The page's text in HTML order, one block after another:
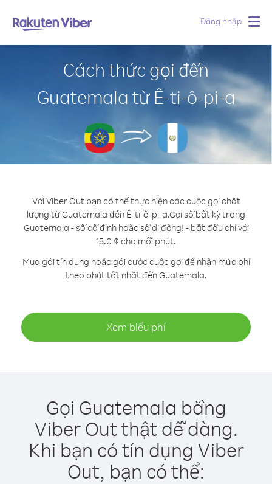
Đăng nhập
Cách thức gọi đến
Guatemala từ Ê-ti-ô-pi-a
Với Viber Out bạn có thể thực hiện các cuộc gọi chất
lượng từ Guatemala đến Ê-ti-ô-pi-a.Gọi số bất kỳ trong
Guatemala - số cố định hoặc số di động! - bắt đầu chỉ với
15.0 ¢ cho mỗi phút.
Mua gói tín dụng hoặc gói cước cuộc gọi để nhận mức phí
theo phút tốt nhất đến Guatemala.
Xem biểu phí
Gọi Guatemala bằng
Viber Out thật dễ dàng.
Khi bạn có tín dụng Viber
Out, bạn có thể: